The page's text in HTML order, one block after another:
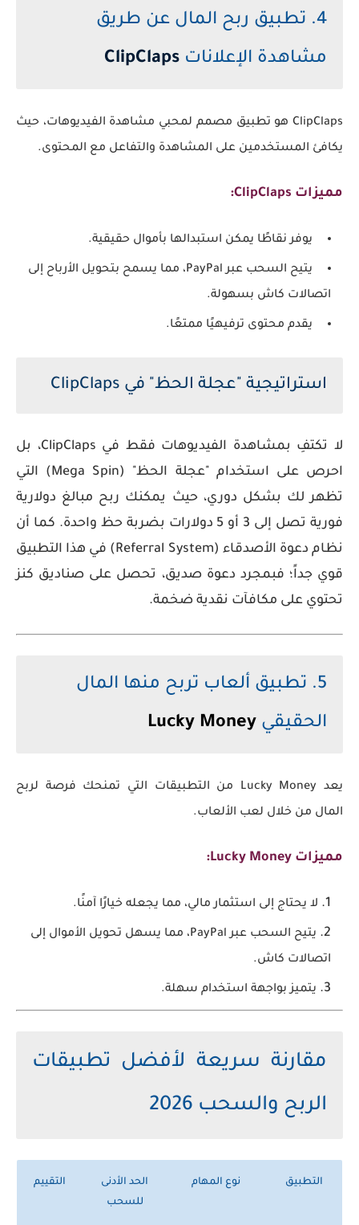
4. تطبيق ربح المال عن طريق
مشاهدة الإعلاناتClipClaps
ClipClaps هو تطبيق مصمم لمحبي مشاهدة الفيديوهات، حيث
يكافئ المستخدمين على المشاهدة والتفاعل مع المحتوى.
مميزات ClipClaps:
يوفر نقاطًا يمكن استبدالها بأموال حقيقية.
يتيح السحب عبر PayPal، مما يسمح بتحويل الأرباح إلى
اتصالات كاش بسهولة.
يقدم محتوى ترفيهيًا ممتعًا.
استراتيجية "عجلة الحظ" في ClipClaps
لا تكتفِ بمشاهدة الفيديوهات فقط فيClipClaps، بل
احرص على استخدام "عجلة الحظ" (Mega Spin) التي
تظهر لك بشكل دوري، حيث يمكنك ربح مبالغ دولارية
فورية تصل إلى 3 أو 5 دولارات بضربة حظ واحدة. كما أن
نظام دعوة الأصدقاء (Referral System) في هذا التطبيق
قوي جداً؛ فبمجرد دعوة صديق، تحصل على صناديق كنز
تحتوي على مكافآت نقدية ضخمة.
5. تطبيق ألعاب تربح منها المال
الحقيقي Lucky Money
يعد Lucky Money من التطبيقات التي تمنحك فرصة لربح
المال من خلال لعب الألعاب.
مميزات Lucky Money:
لا يحتاج إلى استثمار مالي، مما يجعله خيارًا آمنًا.
يتيح السحب عبر PayPal، مما يسهل تحويل الأموال إلى
اتصالات كاش.
يتميز بواجهة استخدام سهلة.
مقارنة سريعة لأفضل تطبيقات
الربح والسحب 2026
التطبيق نوع المهام
الحد الأدنى
للسحب
التقييم